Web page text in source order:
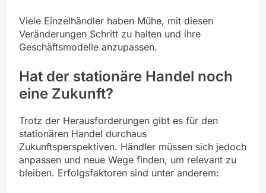
Viele Einzelhändler haben Mühe, mit diesen
Veränderungen Schritt zu halten und ihre
Geschäftsmodelle anzupassen.
Hat der stationäre Handel noch
eine Zukunft?
Trotz der Herausforderungen gibt es für den
stationären Handel durchaus
Zukunftsperspektiven. Händler müssen sich jedoch
anpassen und neue Wege finden, um relevant zu
bleiben. Erfolgsfaktoren sind unter anderem: